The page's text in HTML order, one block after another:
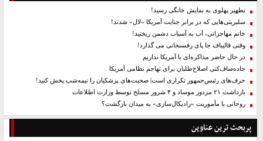
تطهیر پهلوی به نمایش خانگی رسید!
سلبریتی‌هایی که در برابر جنایت آمریکا «لال» شدند!
خانم مهاجرانی، آب به آسیاب دشمن ریختید!
وقتی قالیباف جا پای رفسنجانی می گذارد!
در حال حاضر مذاکره‌ای با آمریکا نداریم
جاده‌صاف‌کنی اصلاح‌طلبان برای تهاجم نظامی آمریکا
حرف‌های رئیس‌جمهور تکراری است| صحبت‌های پزشکیان را نیمه‌شب پخش کنید!
بازداشت ۲۱ مزدور موساد و ۴ شرور مسلح توسط وزارت اطلاعات
روحانی با مأموریت «رادیکال‌سازی» به میدان بازگشت؟
پربحث ترین عناوین